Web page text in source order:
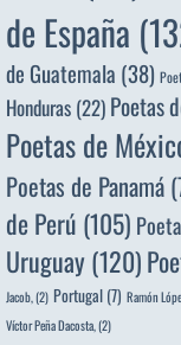
de España
de Guatemala (38)
Honduras (22) Poetas
Poetas de
Poetas de Panamá
de Perú (105)
Uruguay(120)
Jacob, (2) Portugal (7) Ramón
Víctor Peña Dacosta, (2)